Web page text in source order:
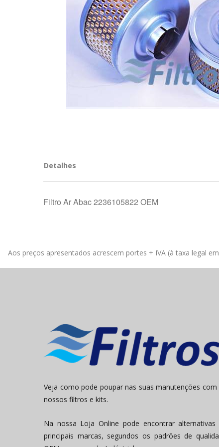
Detalhes
Filtro Ar Abac 2236105822 OEM
Aos preços apresentados acrescem portes + IVA (à taxa legal
Veja como pode poupar nas suas manutenções com
nossos filtros e kits.
Na nossa Loja Online pode encontrar alternativas
principais marcas, segundos os padrões de